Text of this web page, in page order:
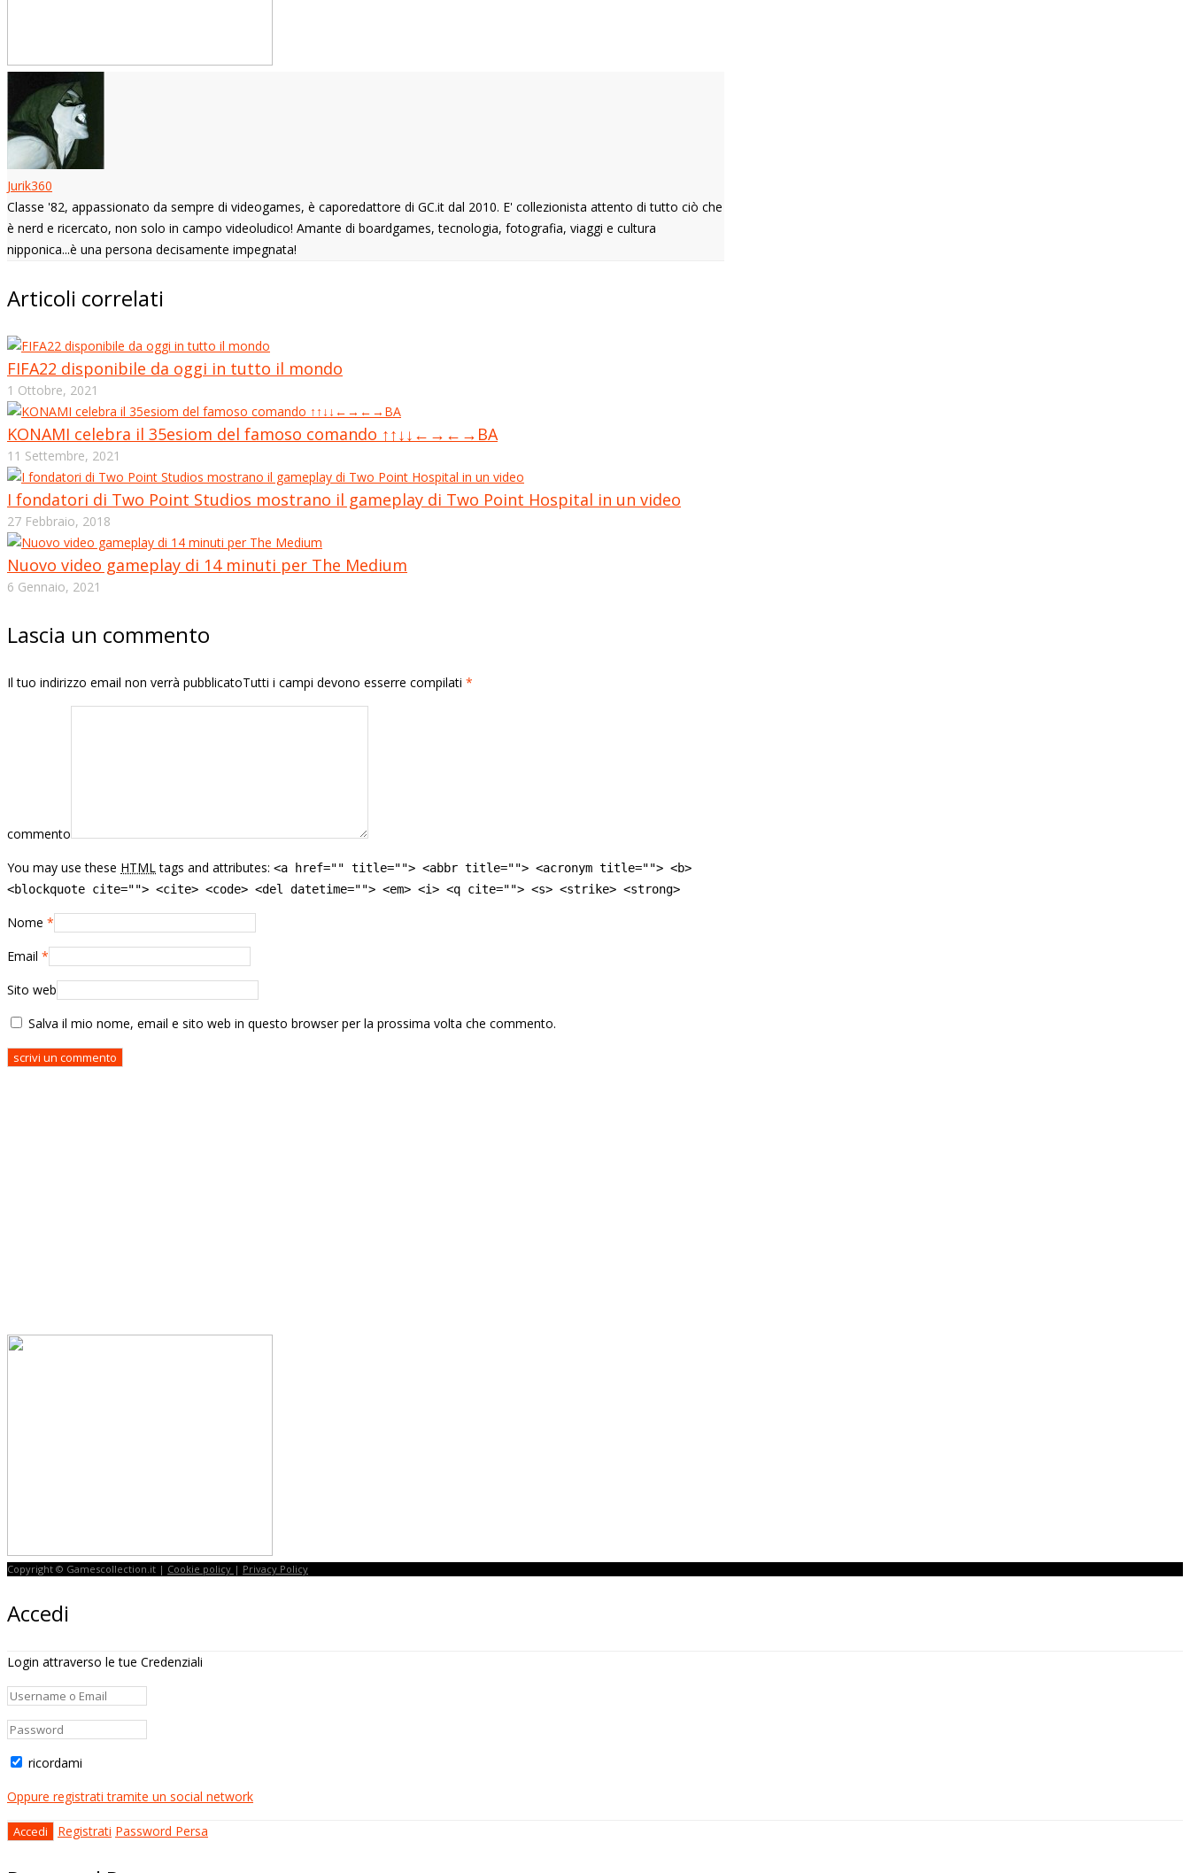
Jurik360
Classe '82, appassionato da sempre di videogames, è caporedattore di GC.it dal 2010. E' collezionista attento di tutto ciò che
è nerd e ricercato, non solo in campo videoludico! Amante di boardgames, tecnologia, fotografia, viaggi e cultura
nipponica...è una persona decisamente impegnata!
Articoli correlati
FIFA22 disponibile da oggi in tutto il mondo
1 Ottobre, 2021
KONAMI celebra il 35esiom del famoso comando ↑↑↓↓←→←→BA
11 Settembre, 2021
I fondatori di Two Point Studios mostrano il gameplay di Two Point Hospital in un video
27 Febbraio, 2018
Nuovo video gameplay di 14 minuti per The Medium
6 Gennaio, 2021
Lascia un commento
Il tuo indirizzo email non verrà pubblicatoTutti i campi devono esserre compilati *
commento
You may use these HTMLtags and attributes: <a href="" title=""> <abbr title=""> <acronym title=""> <b>
<blockquote cite=""> <cite> <code> <del datetime=""> <em> <i> <q cite=""> <s> <strike> <strong>
Nome *
Email *
Sito web
Salva il mio nome, email e sito web in questo browser per la prossima volta che commento.
Copyright © Gamescollection.it | Cookie policy | Privacy Policy
Accedi
Login attraverso le tue Credenziali
ricordami
Oppure registrati tramite un social network
Registrati Password Persa